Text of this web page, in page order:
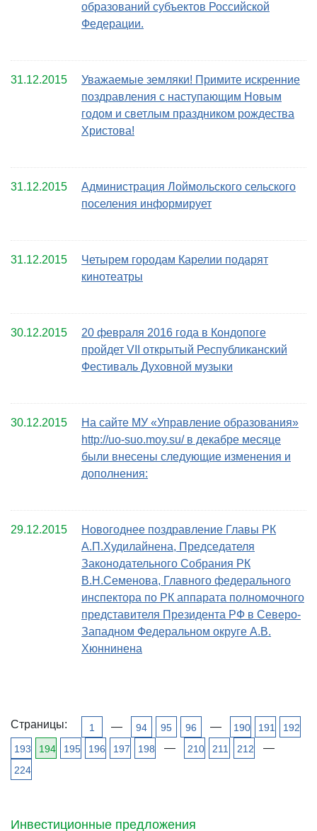
Инвестиционные предложения
образований субъектов Российской
Федерации.
31.12.2015
Уважаемые земляки! Примите искренние
поздравления с наступающим Новым
годом и светлым праздником рождества
Христова!
31.12.2015
Администрация Лоймольского сельского
поселения информирует
31.12.2015
Четырем городам Карелии подарят
кинотеатры
30.12.2015
20 февраля 2016 года в Кондопоге
пройдет VII открытый Республиканский
Фестиваль Духовной музыки
30.12.2015
На сайте МУ «Управление образования»
http://uo-suo.moy.su/ в декабре месяце
были внесены следующие изменения и
дополнения:
29.12.2015
Новогоднее поздравление Главы РК
А.П.Худилайнена, Председателя
Законодательного Собрания РК
В.Н.Семенова, Главного федерального
инспектора по РК аппарата полномочного
представителя Президента РФ в Северо-
Западном Федеральном округе А.В.
Хюннинена
Страницы: 1 — 94 95 96 — 190 191
192
193
194 195 196 197 198 — 210 211 212 —
224